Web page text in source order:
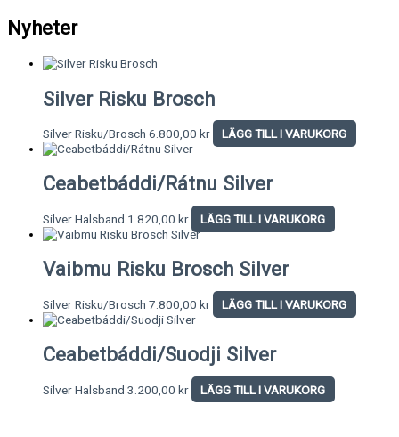
Nyheter
Silver Risku Brosch
Silver Risku/Brosch 6.800,00 kr LÄGG TILL I VARUKORG
Ceabetbáddi/Rátnu Silver
Silver Halsband 1.820,00 kr LÄGG TILL I VARUKORG
Vaibmu Risku Brosch Silver
Silver Risku/Brosch 7.800,00 kr LÄGG TILL I VARUKORG
Ceabetbáddi/Suodji Silver
Silver Halsband 3.200,00 kr LÄGG TILL I VARUKORG